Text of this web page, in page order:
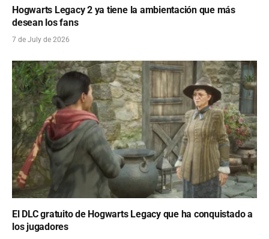
Hogwarts Legacy 2 ya tiene la ambientación que más
desean los fans
7 de July de 2026
El DLC gratuito de Hogwarts Legacy que ha conquistado a
los jugadores